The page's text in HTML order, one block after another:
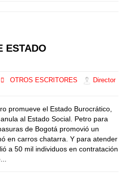
ESTADO
OTROS ESCRITORES
Director
promueve el Estado Burocrático,
al Estado Social. Petro para
de Bogotá promovió un
en carros chatarra. Y para atender
a 50 mil individuos en contratación